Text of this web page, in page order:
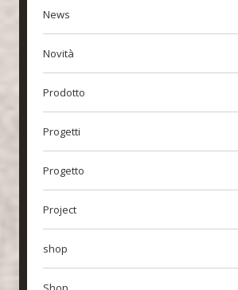
News
Novità
Prodotto
Progetti
Progetto
Project
shop